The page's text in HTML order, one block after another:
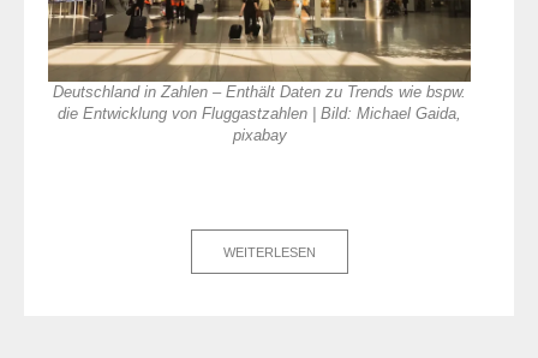
Deutschland in Zahlen – Enthält Daten zu Trends wie bspw.
die Entwicklung von Fluggastzahlen | Bild: Michael Gaida,
pixabay
WEITERLESEN